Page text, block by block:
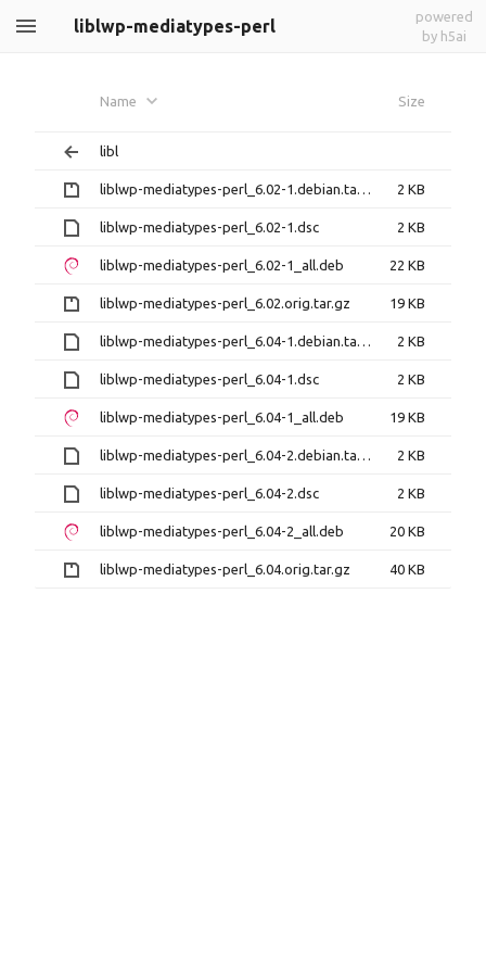
liblwp-mediatypes-perl
powered
by h5ai
Name Size
libl
liblwp-mediatypes-perl_6.02-1.debian.tar.gz 2 KB
liblwp-mediatypes-perl_6.02-1.dsc 2 KB
liblwp-mediatypes-perl_6.02-1_all.deb 22 KB
liblwp-mediatypes-perl_6.02.orig.tar.gz 19 KB
liblwp-mediatypes-perl_6.04-1.debian.tar.xz 2 KB
liblwp-mediatypes-perl_6.04-1.dsc 2 KB
liblwp-mediatypes-perl_6.04-1_all.deb 19 KB
liblwp-mediatypes-perl_6.04-2.debian.tar.xz 2 KB
liblwp-mediatypes-perl_6.04-2.dsc 2 KB
liblwp-mediatypes-perl_6.04-2_all.deb 20 KB
liblwp-mediatypes-perl_6.04.orig.tar.gz 40 KB